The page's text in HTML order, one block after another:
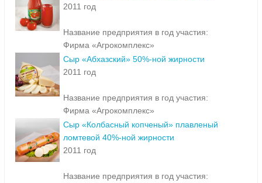
2011 год
Название предприятия в год участия:
Фирма «Агрокомплекс»
Сыр «Абхазский» 50%-ной жирности
2011 год
Название предприятия в год участия:
Фирма «Агрокомплекс»
Сыр «Колбасный копченый» плавленый
ломтевой 40%-ной жирности
2011 год
Название предприятия в год участия: